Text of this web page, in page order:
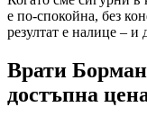
е по-спокойна, без
резултат е налице – и
Врати
достъпна